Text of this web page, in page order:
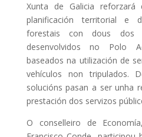
Xunta de Galicia
planificación territorial e
forestais con dous dos
desenvolvidos no Polo
baseados na utilización de
vehículos non tripulados.
solucións pasan a ser unha
prestación dos servizos
O conselleiro de